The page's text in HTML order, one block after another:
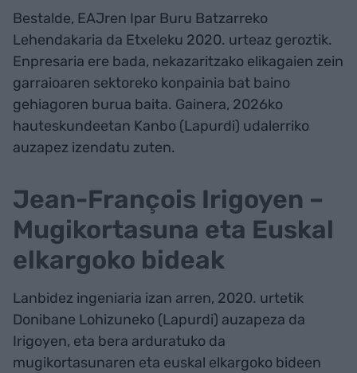
Bestalde, EAJren Ipar Buru Batzarreko
Lehendakaria da Etxeleku 2020. urteaz geroztik.
Enpresaria ere bada, nekazaritzako elikagaien zein
garraioaren sektoreko konpainia bat baino
gehiagoren burua baita. Gainera, 2026ko
hauteskundeetan Kanbo (Lapurdi) udalerriko
auzapez izendatu zuten.
Jean-François Irigoyen –
Mugikortasuna eta Euskal
elkargoko bideak
Lanbidez ingeniaria izan arren, 2020. urtetik
Donibane Lohizuneko (Lapurdi) auzapeza da
Irigoyen, eta bera arduratuko da
mugikortasunaren eta euskal elkargoko bideen